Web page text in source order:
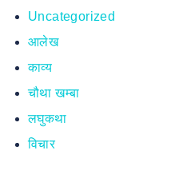
Uncategorized
आलेख
काव्य
चौथा खम्बा
लघुकथा
विचार